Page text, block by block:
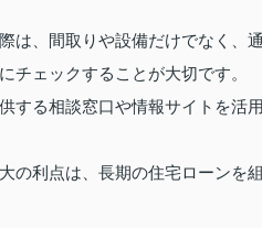
は、間取りや設備だけでなく、
チェックすることが大切です。
する相談窓口や情報サイトを活
の利点は、長期の住宅ローンを